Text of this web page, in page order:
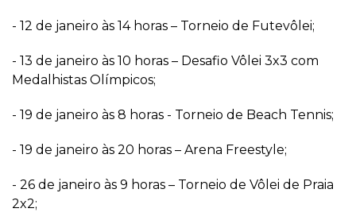
- 12 de janeiro às 14 horas – Torneio de Futevôlei;
- 13 de janeiro às 10 horas – Desafio Vôlei 3x3 com
Medalhistas Olímpicos;
- 19 de janeiro às 8 horas - Torneio de Beach Tennis;
- 19 de janeiro às 20 horas – Arena Freestyle;
- 26 de janeiro às 9 horas – Torneio de Vôlei de Praia
2x2;